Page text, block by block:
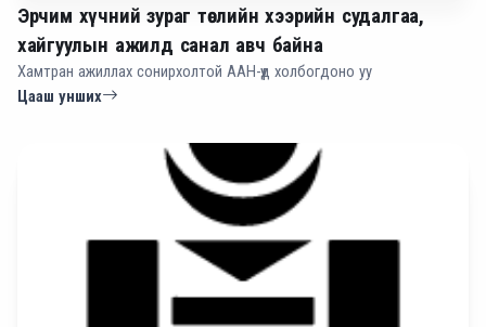
Эрчим хүчний зураг төслийн хээрийн судалгаа,
хайгуулын ажилд санал авч байна
Хамтран ажиллах сонирхолтой ААН-үүд холбогдоно уу
Цааш унших